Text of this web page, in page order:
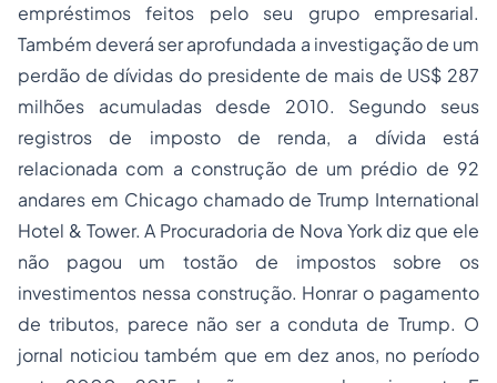
empréstimos feitos pelo seu grupo empresarial.
Também deverá ser aprofundada a investigação de um
perdão de dívidas do presidente de mais de US$ 287
milhões acumuladas desde 2010. Segundo seus
registros de imposto de renda, a dívida está
relacionada com a construção de um prédio de 92
andares em Chicago chamado de Trump International
Hotel & Tower. A Procuradoria de Nova York diz que ele
não pagou um tostão de impostos sobre os
investimentos nessa construção. Honrar o pagamento
de tributos, parece não ser a conduta de Trump. O
jornal noticiou também que em dez anos, no período